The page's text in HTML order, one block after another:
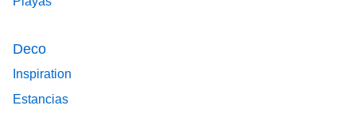
Deco
Inspiration
Estancias